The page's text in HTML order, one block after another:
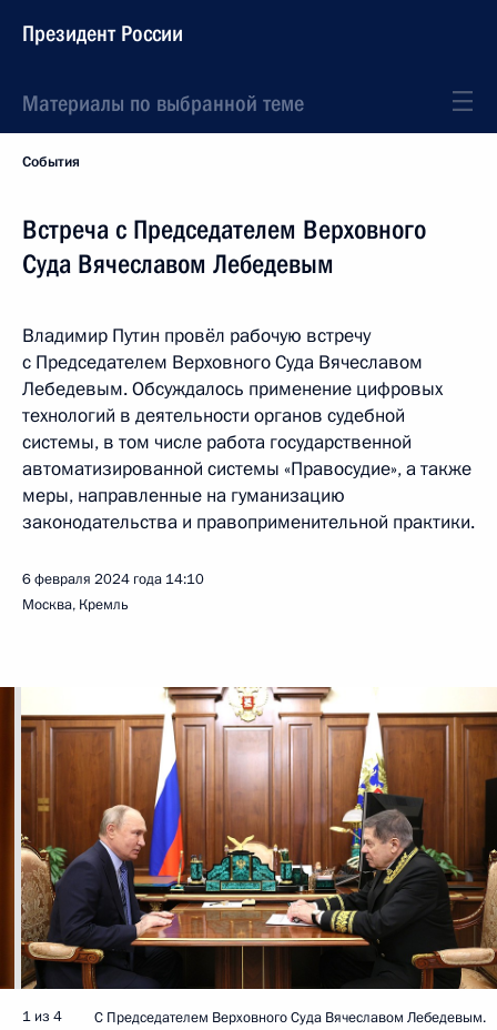
Президент России
Материалы по выбранной теме
События
Встреча с Председателем Верховного
Суда Вячеславом Лебедевым
Владимир Путин провёл рабочую встречу
с Председателем Верховного Суда Вячеславом
Лебедевым. Обсуждалось применение цифровых
технологий в деятельности органов судебной
системы, в том числе работа государственной
автоматизированной системы «Правосудие», а также
меры, направленные на гуманизацию
законодательства и правоприменительной практики.
6 февраля 2024 года 14:10
Москва, Кремль
1 из 4 С Председателем Верховного Суда Вячеславом Лебедевым.